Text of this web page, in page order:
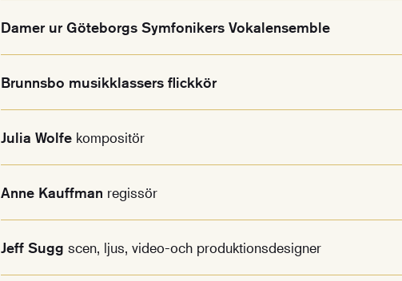
Damer ur Göteborgs Symfonikers Vokalensemble
Brunnsbo musikklassers flickkör
Julia Wolfe kompositör
Anne Kauffman regissör
Jeff Suggscen, ljus, video-och produktionsdesigner